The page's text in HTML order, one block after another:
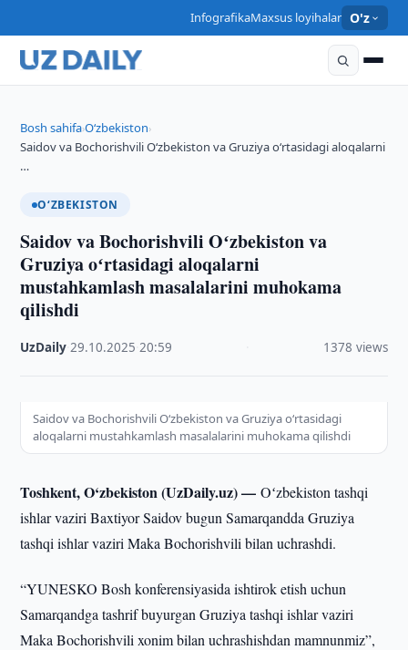
InfografikaMaxsus loyihalar O'z
Bosh sahifa›O‘zbekiston›
Saidov va Bochorishvili Oʻzbekiston va Gruziya oʻrtasidagi aloqalarni
…
O‘ZBEKISTON
Saidov va Bochorishvili Oʻzbekiston va
Gruziya oʻrtasidagi aloqalarni
mustahkamlash masalalarini muhokama
qilishdi
UzDaily ·29.10.2025 ·20:59 1378 views
Saidov va Bochorishvili Oʻzbekiston va Gruziya oʻrtasidagi
aloqalarni mustahkamlash masalalarini muhokama qilishdi
Toshkent, O‘zbekiston (UzDaily.uz) —Oʻzbekiston tashqi
ishlar vaziri Baxtiyor Saidov bugun Samarqandda Gruziya
tashqi ishlar vaziri Maka Bochorishvili bilan uchrashdi.
“YUNESKO Bosh konferensiyasida ishtirok etish uchun
Samarqandga tashrif buyurgan Gruziya tashqi ishlar vaziri
Maka Bochorishvili xonim bilan uchrashishdan mamnunmiz”,